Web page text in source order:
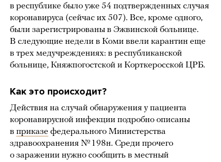
в республике было уже 54 подтвержденных случая
коронавируса (сейчас их 507). Все, кроме одного,
были зарегистрированы в Эжвинской больнице.
В следующие недели в Коми ввели карантин еще
в трех медучреждениях: в республиканской
больнице, Княжпогостской и Корткеросской ЦРБ.
Как это происходит?
Действия на случай обнаружения у пациента
коронавирусной инфекции подробно описаны
в приказе федерального Министерства
здравоохранения № 198н. Среди прочего
о заражении нужно сообщить в местный